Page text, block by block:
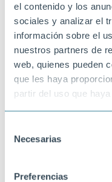
el contenido y los
sociales y analizar el
información sobre el
nuestros partners de
web, quienes pueden
que les haya
partir del uso que
Necesarias
Preferencias